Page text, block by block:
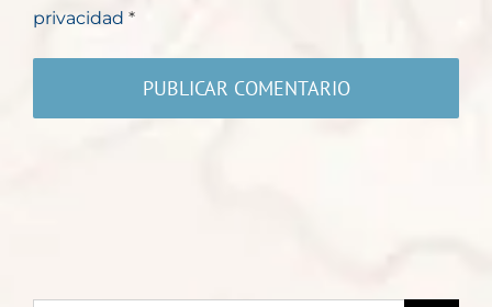
privacidad *